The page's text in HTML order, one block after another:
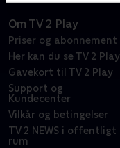
Om TV 2 Play
Priser og abonnement
Her kan du se TV 2 Play
Gavekort til TV 2 Play
Support og
Kundecenter
Vilkår og betingelser
TV 2 NEWS i offentligt
rum